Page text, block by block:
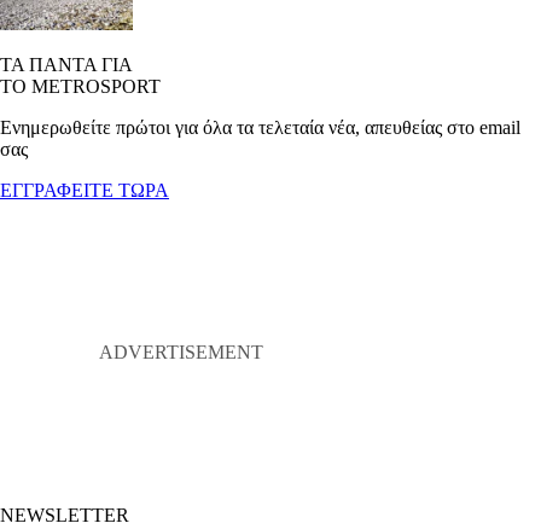
ΤΑ ΠΑΝΤΑ ΓΙΑ
ΤΟ METROSPORT
Ενημερωθείτε πρώτοι για όλα τα τελεταία νέα, απευθείας στο email
σας
ΕΓΓΡΑΦΕΙΤΕ ΤΩΡΑ
NEWSLETTER